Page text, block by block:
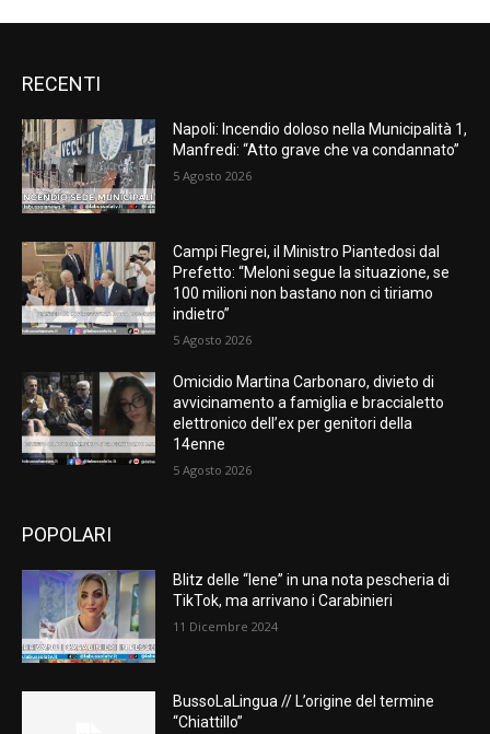
RECENTI
Napoli: Incendio doloso nella Municipalità 1,
Manfredi: “Atto grave che va condannato”
5 Agosto 2026
Campi Flegrei, il Ministro Piantedosi dal
Prefetto: “Meloni segue la situazione, se
100 milioni non bastano non ci tiriamo
indietro”
5 Agosto 2026
Omicidio Martina Carbonaro, divieto di
avvicinamento a famiglia e braccialetto
elettronico dell’ex per genitori della
14enne
5 Agosto 2026
POPOLARI
Blitz delle “Iene” in una nota pescheria di
TikTok, ma arrivano i Carabinieri
11 Dicembre 2024
BussoLaLingua // L’origine del termine
“Chiattillo”